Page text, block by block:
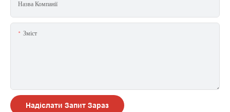
Назва Компанії
Зміст
Надіслати Запит Зараз